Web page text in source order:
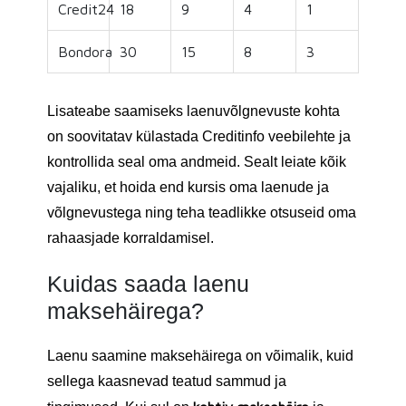
Credit24 18 9 4 1
Bondora 30 15 8 3
Lisateabe saamiseks laenuvõlgnevuste kohta
on soovitatav külastada Creditinfo veebilehte ja
kontrollida seal oma andmeid. Sealt leiate kõik
vajaliku, et hoida end kursis oma laenude ja
võlgnevustega ning teha teadlikke otsuseid oma
rahaasjade korraldamisel.
Kuidas saada laenu
maksehäirega?
Laenu saamine maksehäirega on võimalik, kuid
sellega kaasnevad teatud sammud ja